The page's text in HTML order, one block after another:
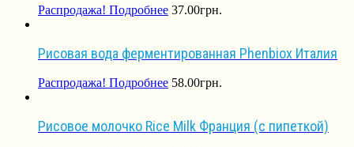
Распродажа! Подробнее 37.00грн.
Рисовая вода ферментированная Phenbiox Италия
Распродажа! Подробнее 58.00грн.
Рисовое молочко Rice Milk Франция (с пипеткой)